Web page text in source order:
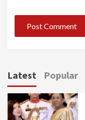
Latest Popular